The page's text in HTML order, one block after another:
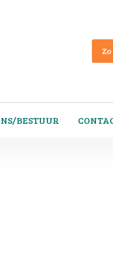
BESTUUR